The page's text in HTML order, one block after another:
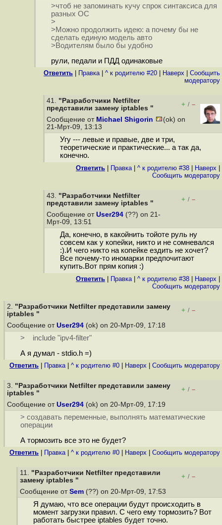
>чтоб не запоминать кучу спрок синтаксиса для
разных ОС
>
>Можно продолжить идею: а почему бы не
сделать единую модель авто
>Водителям было бы удобно
рули, педали и ПДД одинаковые
Ответить Правка| ^ к родителю #20 Наверх
Cообщить
модератору
41. "Разработчики Netfilter
представили замену iptables "
+ / –
Сообщение от Michael Shigorin
(ok) on
21-Мрт-09, 13:13
Угу --- левые и правые, две и три,
теоретические и практические... а так да,
конечно.
Ответить Правка| ^ к родителю #38 Наверх
Cообщить модератору
43. "Разработчики Netfilter
представили замену iptables "
+ / –
Сообщение от User294 (??) on 21-
Мрт-09, 13:51
Да, конечно, в какойнить тойоте руль ну
совсем как у копейки, никто и не сомневался
:).И чего никто на копейке ездить не хочет?
Все почему-то иномарки предпочитают
купить.Вот прям копия :)
Ответить Правка| ^ к родителю #38 Наверх
Cообщить модератору
2. "Разработчики Netfilter представили замену
iptables "
+ / –
Сообщение от User294 (ok) on 20-Мрт-09, 17:18
> include "ipv4-filter"
А я думал - stdio.h =)
Ответить Правка| ^ к родителю #0 Наверх Cообщить модератору
3. "Разработчики Netfilter представили замену
iptables "
+ / –
Сообщение от User294 (ok) on 20-Мрт-09, 17:19
> создавать переменные, выполнять математические
операции
А тормозить все это не будет?
Ответить Правка| ^ к родителю #0 Наверх Cообщить модератору
11. "Разработчики Netfilter представили
замену iptables "
+ / –
Сообщение от Sem (??) on 20-Мрт-09, 17:53
Я думаю, что все операции будут происходить в
момент загрузки правил. С чего ему тормозить? Вот
работать быстрее iptables будет точно.